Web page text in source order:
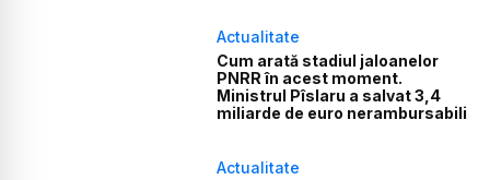
Actualitate
Cum arată stadiul jaloanelor
PNRR în acest moment.
Ministrul Pîslaru a salvat 3,4
miliarde de euro nerambursabili
Actualitate